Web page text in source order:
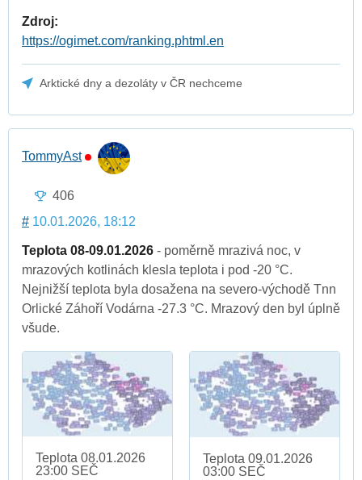
Zdroj:
https://ogimet.com/ranking.phtml.en
Arktické dny a dezoláty v ČR nechceme
TommyAst
406
# 10.01.2026, 18:12
Teplota 08-09.01.2026 - poměrně mrazivá noc, v
mrazových kotlinách klesla teplota i pod -20 °C.
Nejnižší teplota byla dosažena na severo-východě Tnn
Orlické Záhoří Vodárna -27.3 °C. Mrazový den byl úplně
všude.
Teplota 08.01.2026
23:00 SEČ
Teplota 09.01.2026
03:00 SEČ